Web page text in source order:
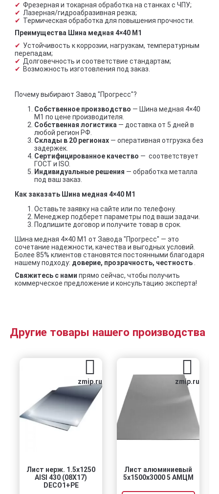
Фрезерная и токарная обработка на станках с ЧПУ;
Лазерная/гидроабразивная резка;
Термическая обработка для повышения прочности.
Преимущества Шина медная 4×40 М1
Устойчивость к коррозии, нагрузкам, температурным
перепадам;
Долговечность и соответствие стандартам;
Возможность изготовления под заказ.
Почему выбирают Завод "Прогресс"?
Собственное производство — Шина медная 4×40
М1 по цене производителя.
Собственная логистика — доставка от 5 дней в
любой регион РФ.
Склады в 20 регионах — оперативная отгрузка без
задержек.
Сертифицированное качество — соответствует
ГОСТ и ISO.
Индивидуальные решения — обработка металла
под ваш заказ.
Как заказать Шина медная 4×40 М1
Оставьте заявку на сайте или по телефону.
Менеджер подберет параметры под ваши задачи.
Подпишите договор и получите товар в срок.
Шина медная 4×40 М1 от Завода "Прогресс" — это
сочетание надежности, качества и выгодных условий.
Более 85% клиентов становятся постоянными благодаря
нашему подходу: доверие, прозрачность, честность
Свяжитесь с нами прямо сейчас, чтобы получить
коммерческое предложение и консультацию эксперта!
Другие товары нашего производства
zmip.ru
Лист нерж. 1.5х1250
AISI 430 (08Х17)
DECO1+PE
zmip.ru
Лист алюминиевый
5х1500х3000 5 АМЦМ